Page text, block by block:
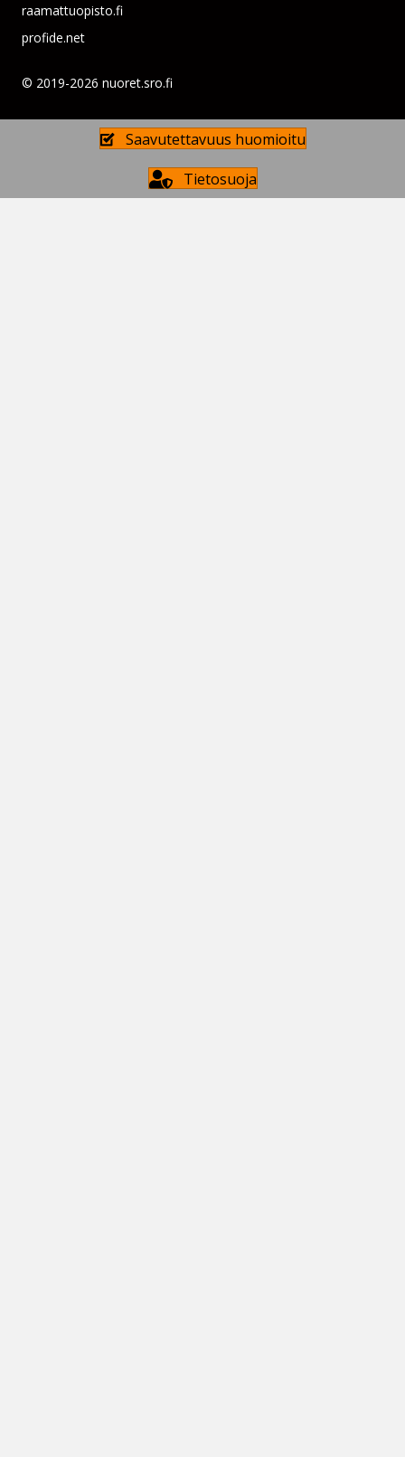
raamattuopisto.fi
profide.net
© 2019-2026 nuoret.sro.fi
Saavutettavuus huomioitu
Tietosuoja